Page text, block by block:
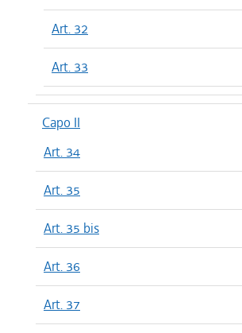
Art. 32
Art. 33
Capo II
Art. 34
Art. 35
Art. 35 bis
Art. 36
Art. 37